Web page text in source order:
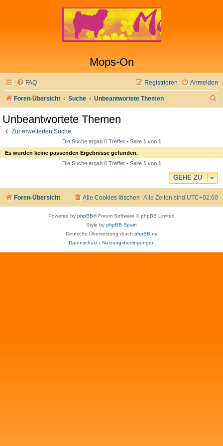
Mops-On
FAQ Anmelden
Registrieren
Foren-Übersicht Suche Unbeantwortete Themen
Unbeantwortete Themen
Zur erweiterten Suche
Die Suche ergab 0 Treffer • Seite 1von 1
Es wurden keine passenden Ergebnisse gefunden.
Die Suche ergab 0 Treffer • Seite 1von 1
GEHE ZU
Foren-Übersicht Alle Zeiten sind UTC+02:00
Alle Cookies löschen
Powered by phpBB® Forum Software © phpBB Limited
Style by phpBB Spain
Deutsche Übersetzung durch phpBB.de
Datenschutz| Nutzungsbedingungen